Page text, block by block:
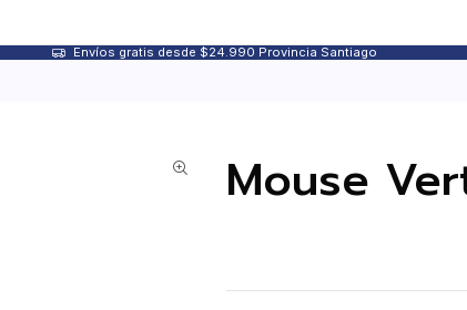
Envíos gratis desde $24.990 Provincia Santiago
Mouse